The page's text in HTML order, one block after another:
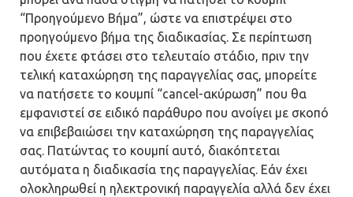
“Προηγούμενο Βήμα”, ώστε να επιστρέψει στο
προηγούμενο βήμα της διαδικασίας. Σε περίπτωση
που έχετε φτάσει στο τελευταίο στάδιο, πριν την
τελική καταχώρηση της παραγγελίας σας, μπορείτε
να πατήσετε το κουμπί “cancel-ακύρωση” που θα
εμφανιστεί σε ειδικό παράθυρο που ανοίγει με σκοπό
να επιβεβαιώσει την καταχώρηση της παραγγελίας
σας. Πατώντας το κουμπί αυτό, διακόπτεται
αυτόματα η διαδικασία της παραγγελίας. Εάν έχει
ολοκληρωθεί η ηλεκτρονική παραγγελία αλλά δεν έχει